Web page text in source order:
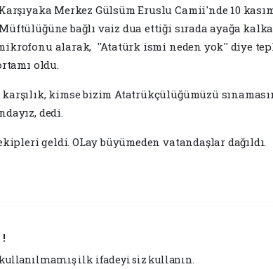
Merkez Gülsüm Eruslu Camii'nde 10
bağlı vaiz dua ettiği sırada ayağa
alarak, ''Atatürk ismi neden yok'' diye
oldu.
karşılık, kimse bizim Atatrükçülüğümüzü
dedi.
geldi. OLay büyümeden vatandaşlar dağıldı.
ilk ifadeyi siz kullanın.